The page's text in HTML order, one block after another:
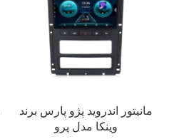
مانیتور اندروید پژو پارس برند
وینکا مدل پرو